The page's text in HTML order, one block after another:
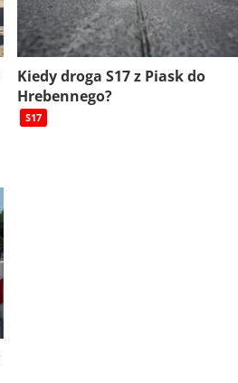
Kiedy droga S17 z Piask do
Hrebennego?
S17